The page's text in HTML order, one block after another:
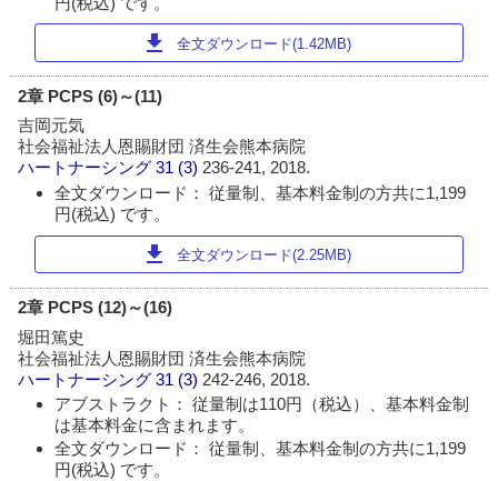
download 全文ダウンロード(1.42MB)
2章 PCPS (6)～(11)
吉岡元気
社会福祉法人恩賜財団 済生会熊本病院
ハートナーシング 31 (3)236-241, 2018.
全文ダウンロード： 従量制、基本料金制の方共に1,199
円(税込) です。
download 全文ダウンロード(2.25MB)
2章 PCPS (12)～(16)
堀田篤史
社会福祉法人恩賜財団 済生会熊本病院
ハートナーシング 31 (3) 242-246, 2018.
アブストラクト： 従量制は110円（税込）、基本料金制
は基本料金に含まれます。
全文ダウンロード： 従量制、基本料金制の方共に1,199
円(税込) です。